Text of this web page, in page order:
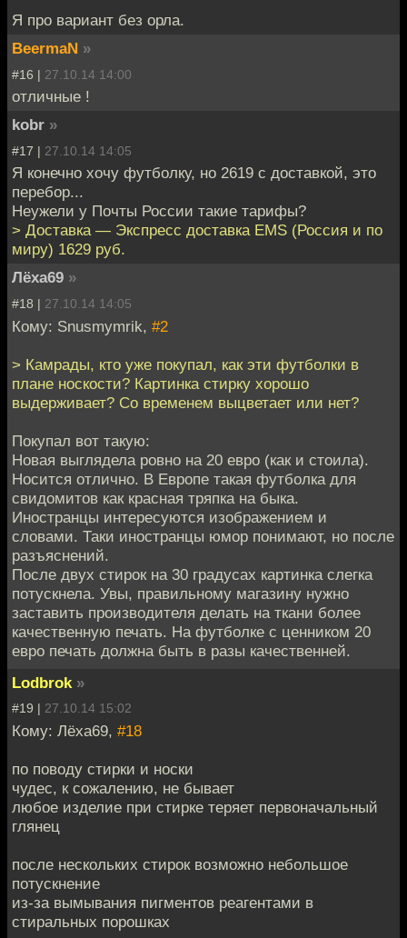
Я про вариант без орла.
BeermaN »
#16 | 27.10.14 14:00
отличные !
kobr »
#17 | 27.10.14 14:05
Я конечно хочу футболку, но 2619 с доставкой, это
перебор...
Неужели у Почты России такие тарифы?
> Доставка — Экспресс доставка EMS (Россия и по
миру) 1629 руб.
Лёха69 »
#18 | 27.10.14 14:05
Кому: Snusmymrik, #2
> Камрады, кто уже покупал, как эти футболки в
плане носкости? Картинка стирку хорошо
выдерживает? Со временем выцветает или нет?
Покупал вот такую:
Новая выглядела ровно на 20 евро (как и стоила).
Носится отлично. В Европе такая футболка для
свидомитов как красная тряпка на быка.
Иностранцы интересуются изображением и
словами. Таки иностранцы юмор понимают, но после
разъяснений.
После двух стирок на 30 градусах картинка слегка
потускнела. Увы, правильному магазину нужно
заставить производителя делать на ткани более
качественную печать. На футболке с ценником 20
евро печать должна быть в разы качественней.
Lodbrok »
#19 | 27.10.14 15:02
Кому: Лёха69, #18
по поводу стирки и носки
чудес, к сожалению, не бывает
любое изделие при стирке теряет первоначальный
глянец
после нескольких стирок возможно небольшое
потускнение
из-за вымывания пигментов реагентами в
стиральных порошках